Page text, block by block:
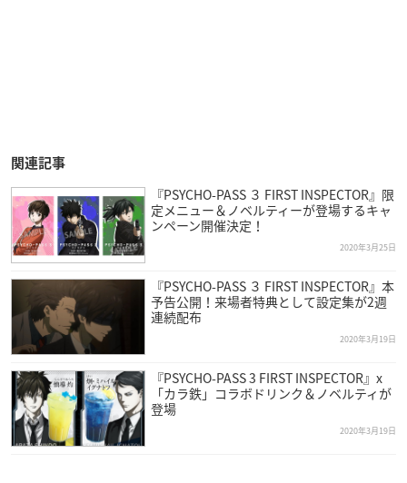
関連記事
『PSYCHO-PASS ３ FIRST INSPECTOR』限
定メニュー＆ノベルティーが登場するキャ
ンペーン開催決定！
2020年3月25日
『PSYCHO-PASS ３ FIRST INSPECTOR』本
予告公開！来場者特典として設定集が2週
連続配布
2020年3月19日
『PSYCHO-PASS 3 FIRST INSPECTOR』x
「カラ鉄」コラボドリンク＆ノベルティが
登場
2020年3月19日